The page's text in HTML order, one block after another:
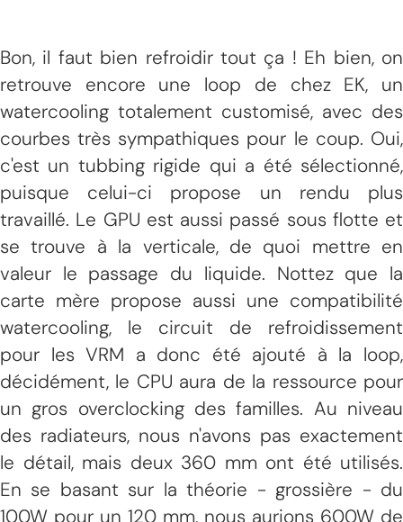
Bon, il faut bien refroidir tout ça ! Eh bien, on
retrouve encore une loop de chez EK, un
watercooling totalement customisé, avec des
courbes très sympathiques pour le coup. Oui,
c'est un tubbing rigide qui a été sélectionné,
puisque celui-ci propose un rendu plus
travaillé. Le GPU est aussi passé sous flotte et
se trouve à la verticale, de quoi mettre en
valeur le passage du liquide. Nottez que la
carte mère propose aussi une compatibilité
watercooling, le circuit de refroidissement
pour les VRM a donc été ajouté à la loop,
décidément, le CPU aura de la ressource pour
un gros overclocking des familles. Au niveau
des radiateurs, nous n'avons pas exactement
le détail, mais deux 360 mm ont été utilisés.
En se basant sur la théorie - grossière - du
100W pour un 120 mm, nous aurions 600W de